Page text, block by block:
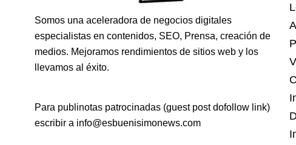
Somos una aceleradora de negocios digitales
especialistas en contenidos, SEO, Prensa, creación de
medios. Mejoramos rendimientos de sitios web y los
llevamos al éxito.
Para publinotas patrocinadas (guest post dofollow link)
escribir a info@esbuenisimonews.com